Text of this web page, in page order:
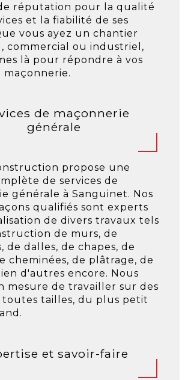
réputation pour la qualité
et la fiabilité de ses
vous ayez un chantier
commercial ou industriel,
là pour répondre à vos
maçonnerie.
de maçonnerie
générale
propose une
de services de
générale à Sanguinet. Nos
qualifiés sont experts
de divers travaux tels
de murs, de
de dalles, de chapes, de
cheminées, de plâtrage, de
d'autres encore. Nous
mesure de travailler sur des
toutes tailles, du plus petit
et savoir-faire